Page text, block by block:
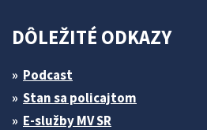
DÔLEŽITÉ ODKAZY
Podcast
Stan sa policajtom
E-služby MV SR